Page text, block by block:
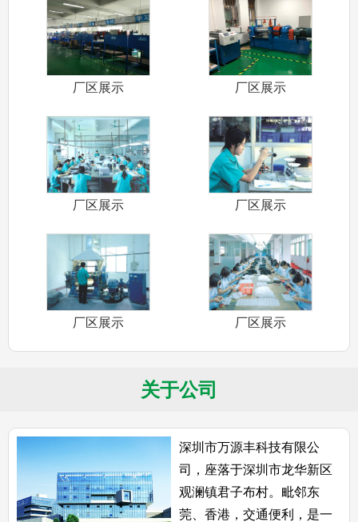
厂区展示 厂区展示
厂区展示 厂区展示
厂区展示 厂区展示
关于公司
深圳市万源丰科技有限公
司，座落于深圳市龙华新区
观澜镇君子布村。毗邻东
莞、香港，交通便利，是一